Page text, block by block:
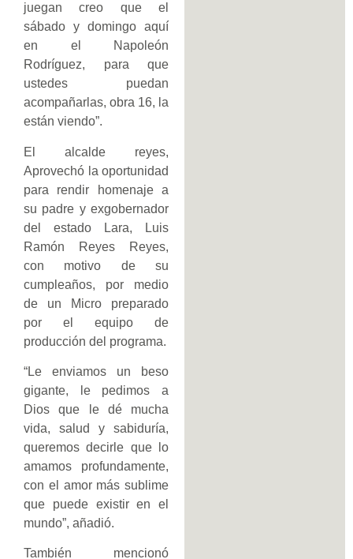
juegan creo que el
sábado y domingo aquí
en el Napoleón
Rodríguez, para que
ustedes puedan
acompañarlas, obra 16, la
están viendo”.
El alcalde reyes,
Aprovechó la oportunidad
para rendir homenaje a
su padre y exgobernador
del estado Lara, Luis
Ramón Reyes Reyes,
con motivo de su
cumpleaños, por medio
de un Micro preparado
por el equipo de
producción del programa.
“Le enviamos un beso
gigante, le pedimos a
Dios que le dé mucha
vida, salud y sabiduría,
queremos decirle que lo
amamos profundamente,
con el amor más sublime
que puede existir en el
mundo”, añadió.
También mencionó